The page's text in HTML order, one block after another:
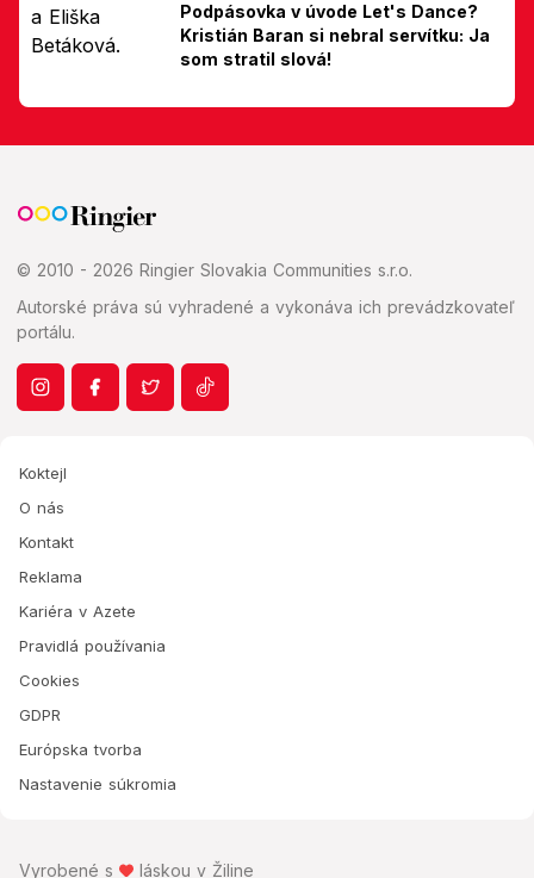
Podpásovka v úvode Let's Dance?
Kristián Baran si nebral servítku: Ja
som stratil slová!
© 2010 - 2026 Ringier Slovakia Communities s.r.o.
Autorské práva sú vyhradené a vykonáva ich prevádzkovateľ
portálu.
Koktejl
O nás
Kontakt
Reklama
Kariéra v Azete
Pravidlá používania
Cookies
GDPR
Európska tvorba
Nastavenie súkromia
Vyrobené s láskou v Žiline